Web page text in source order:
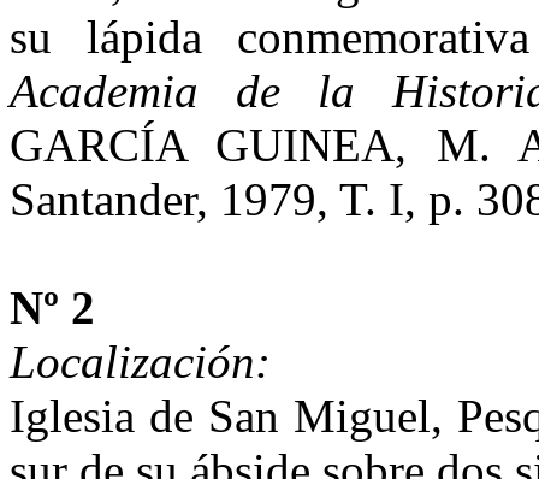
su lápida
Academia de la
GARCÍA GUINEA, M.
Santander, 1979, T. I, p.
Nº 2
Localización:
Iglesia de San Miguel,